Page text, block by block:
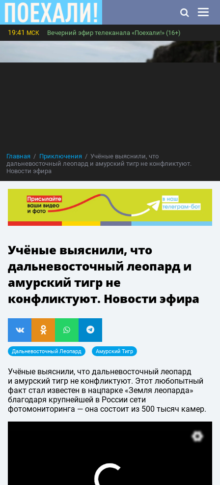
19:41 МСК Вечерний эфир телеканала «Поехали!» (16+)
Главная Приключения
Учёные выяснили, что
дальневосточный леопард и амурский тигр не конфликтуют.
Новости эфира
Учёные выяснили, что
дальневосточный леопард и
амурский тигр не
конфликтуют. Новости эфира
Дальневосточный Леопард Амурский Тигр
Учёные выяснили, что дальневосточный леопард
и амурский тигр не конфликтуют. Этот любопытный
факт стал известен в нацпарке «Земля леопарда»
благодаря крупнейшей в России сети
фотомониторинга — она состоит из 500 тысяч камер.